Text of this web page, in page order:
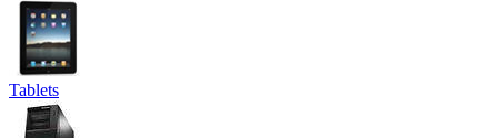
Tablets